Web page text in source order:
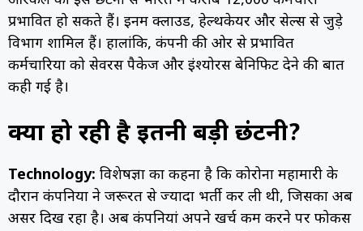
प्रभावित हो सकते हैं। इनमें क्लाउड, हेल्थकेयर और सेल्स से जुड़े
विभाग शामिल हैं। हालांकि, कंपनी की ओर से प्रभावित
कर्मचारियों को सेवरेंस पैकेज और इंश्योरेंस बेनिफिट देने की बात
कही गई है।
क्यों हो रही है इतनी बड़ी छंटनी?
Technology: विशेषज्ञों का कहना है कि कोरोना महामारी के
दौरान कंपनियों ने जरूरत से ज्यादा भर्ती कर ली थी, जिसका अब
असर दिख रहा है। अब कंपनियां अपने खर्च कम करने पर फोकस